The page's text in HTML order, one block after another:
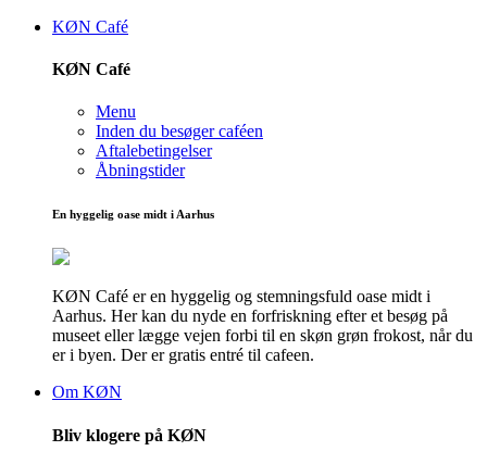
KØN Café
KØN Café
Menu
Inden du besøger caféen
Aftalebetingelser
Åbningstider
En hyggelig oase midt i Aarhus
KØN Café er en hyggelig og stemningsfuld oase midt i
Aarhus. Her kan du nyde en forfriskning efter et besøg på
museet eller lægge vejen forbi til en skøn grøn frokost, når du
er i byen. Der er gratis entré til cafeen.
Om KØN
Bliv klogere på KØN